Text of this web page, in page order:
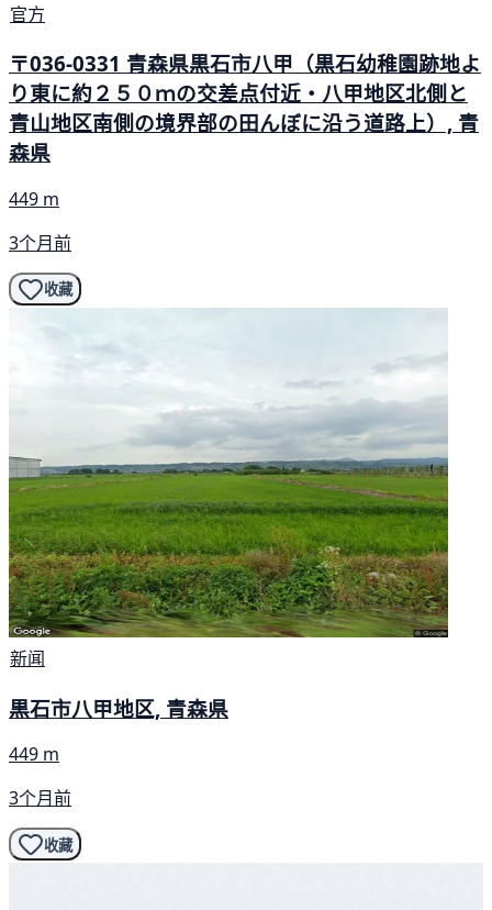
官方
〒036-0331 青森県黒石市八甲（黒石幼稚園跡地よ
り東に約２５０ｍの交差点付近・八甲地区北側と
青山地区南側の境界部の田んぼに沿う道路上）, 青
森県
449 m
3个月前
收藏
新闻
黒石市八甲地区, 青森県
449 m
3个月前
收藏